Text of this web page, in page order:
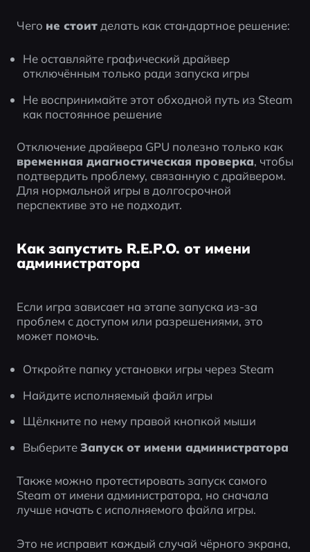
Чего не стоит делать как стандартное решение:
Не оставляйте графический драйвер
отключённым только ради запуска игры
Не воспринимайте этот обходной путь из Steam
как постоянное решение
Отключение драйвера GPU полезно только как
временная диагностическая проверка, чтобы
подтвердить проблему, связанную с драйвером.
Для нормальной игры в долгосрочной
перспективе это не подходит.
Как запустить R.E.P.O. от имени
администратора
Если игра зависает на этапе запуска из-за
проблем с доступом или разрешениями, это
может помочь.
Откройте папку установки игры через Steam
Найдите исполняемый файл игры
Щёлкните по нему правой кнопкой мыши
Выберите Запуск от имени администратора
Также можно протестировать запуск самого
Steam от имени администратора, но сначала
лучше начать с исполняемого файла игры.
Это не исправит каждый случай чёрного экрана,